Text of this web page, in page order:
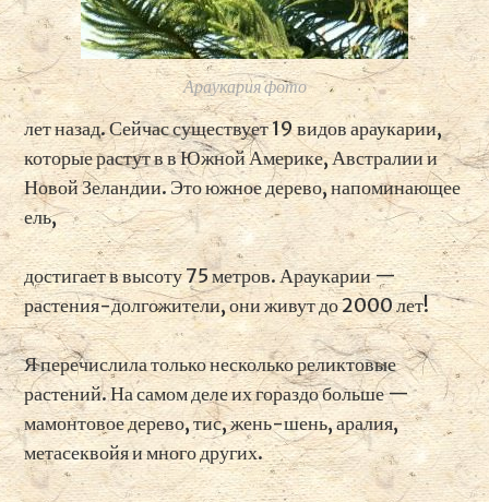
Араукария фото
лет назад. Сейчас существует 19 видов араукарии,
которые растут в в Южной Америке, Австралии и
Новой Зеландии. Это южное дерево, напоминающее
ель,
достигает в высоту 75 метров. Араукарии —
растения-долгожители, они живут до 2000 лет!
Я перечислила только несколько реликтовые
растений. На самом деле их гораздо больше —
мамонтовое дерево, тис, жень-шень, аралия,
метасеквойя и много других.